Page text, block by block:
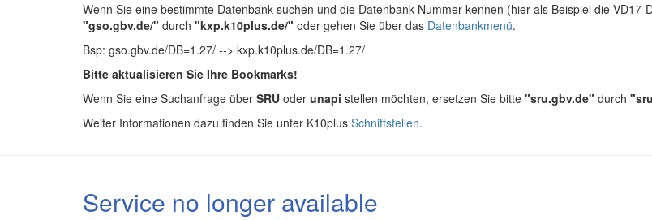
Wenn Sie eine bestimmte Datenbank suchen und die Datenbank-Nummer kennen (hier als Beispiel die
"gso.gbv.de/" durch "kxp.k10plus.de/" oder gehen Sie über das Datenbankmenü.
Bsp: gso.gbv.de/DB=1.27/ --> kxp.k10plus.de/DB=1.27/
Bitte aktualisieren Sie Ihre Bookmarks!
Wenn Sie eine Suchanfrage über SRU oder unapi stellen möchten, ersetzen Sie bitte "sru.gbv.de" durch
Weiter Informationen dazu finden Sie unter K10plus Schnittstellen.
Service no longer available